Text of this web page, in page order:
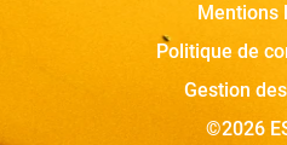
Mentions
Politique de
Gestion
©2026